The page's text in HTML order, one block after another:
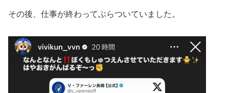
その後、仕事が終わってぶらついていました。